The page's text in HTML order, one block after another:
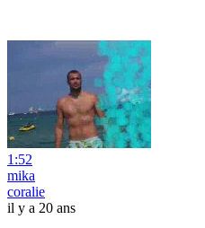
1:52
mika
coralie
il y a 20 ans